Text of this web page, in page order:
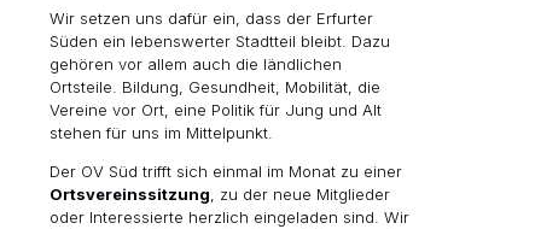
Wir setzen uns dafür ein, dass der Erfurter
Süden ein lebenswerter Stadtteil bleibt. Dazu
gehören vor allem auch die ländlichen
Ortsteile. Bildung, Gesundheit, Mobilität, die
Vereine vor Ort, eine Politik für Jung und Alt
stehen für uns im Mittelpunkt.
Der OV Süd trifft sich einmal im Monat zu einer
Ortsvereinssitzung , zu der neue Mitglieder
oder Interessierte herzlich eingeladen sind. Wir